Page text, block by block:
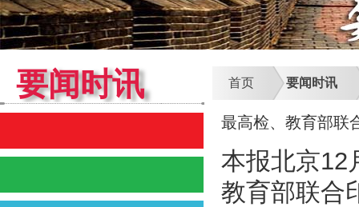
要闻时讯 首页 要闻时讯
最高检、教育部联
本报北京12
教育部联合